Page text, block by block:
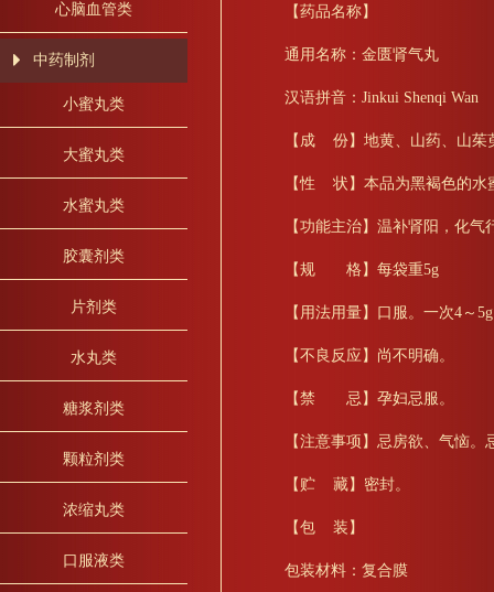
心脑血管类
中药制剂
小蜜丸类
大蜜丸类
水蜜丸类
胶囊剂类
片剂类
水丸类
糖浆剂类
颗粒剂类
浓缩丸类
口服液类
【药品名称】
通用名称：金匮肾气丸
汉语拼音：Jinkui Shenqi Wan
【成 份】地黄、山药、山茱
【性 状】本品为黑褐色的水
【功能主治】温补肾阳，化
【规 格】每袋重5g
【用法用量】口服。一次4～
【不良反应】尚不明确。
【禁 忌】孕妇忌服。
【注意事项】忌房欲、气恼。
【贮 藏】密封。
【包 装】
包装材料：复合膜